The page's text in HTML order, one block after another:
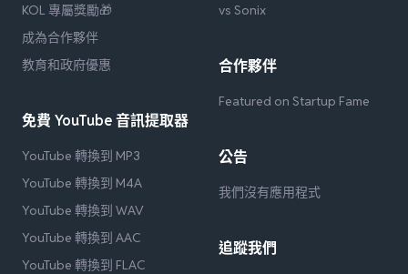
KOL 專屬獎勵🎁
成為合作夥伴
教育和政府優惠
免費 YouTube 音訊提取器
YouTube 轉換到 MP3
YouTube 轉換到 M4A
YouTube 轉換到 WAV
YouTube 轉換到 AAC
YouTube 轉換到 FLAC
vs Sonix
合作夥伴
Featured on Startup Fame
公告
我們沒有應用程式
追蹤我們